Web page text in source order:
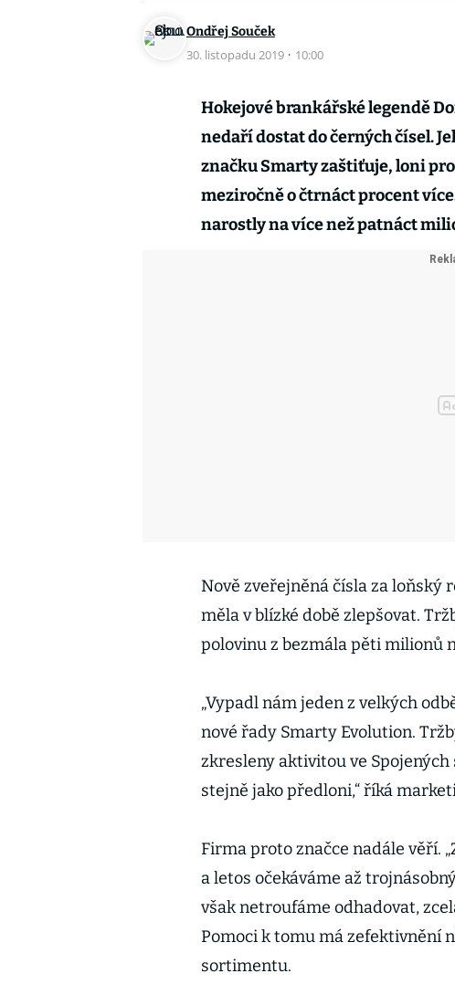
Ondřej Souček
30. listopadu 2019 · 10:00
Hokejové brankářské legendě
nedaří dostat do černých čísel.
značku Smarty zaštiťuje, loni
meziročně o čtrnáct procent
narostly na více než patnáct
Nově zveřejněná čísla za loňský
měla v blízké době zlepšovat.
polovinu z bezmála pěti milionů
„Vypadl nám jeden z velkých
nové řady Smarty Evolution.
zkresleny aktivitou ve
stejně jako předloni,“ říká
Firma proto značce nadále věří.
a letos očekáváme až
však netroufáme odhadovat,
Pomoci k tomu má zefektivnění
sortimentu.